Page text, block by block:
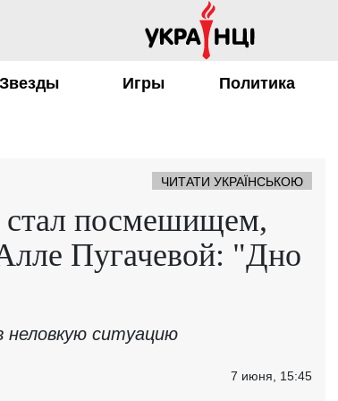
Звезды Игры Политика
ЧИТАТИ УКРАЇНСЬКОЮ
посмешищем,
Пугачевой: "Дно
неловкую ситуацию
7 июня, 15:45